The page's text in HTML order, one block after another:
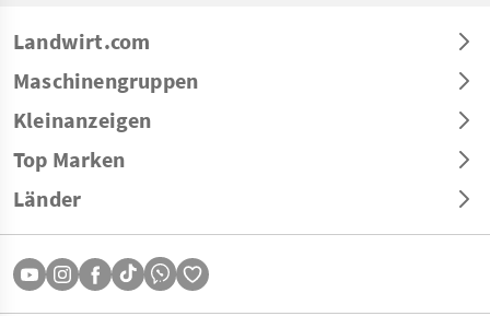
Landwirt.com
Maschinengruppen
Kleinanzeigen
Top Marken
Länder